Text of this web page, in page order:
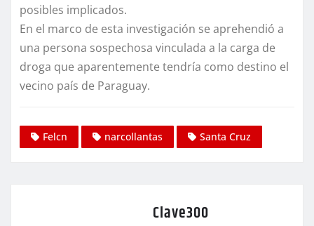
posibles implicados.
En el marco de esta investigación se aprehendió a
una persona sospechosa vinculada a la carga de
droga que aparentemente tendría como destino el
vecino país de Paraguay.
Felcn narcollantas Santa Cruz
Clave300